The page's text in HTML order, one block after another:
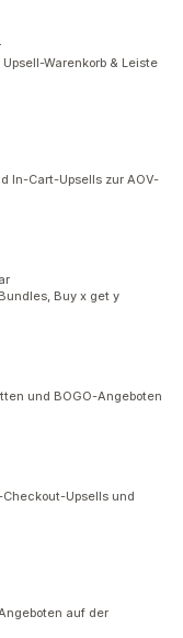
Warenkorb & Leiste
In-Cart-Upsells zur AOV-
Buy x get y
und BOGO-Angeboten
Upsells und
auf der